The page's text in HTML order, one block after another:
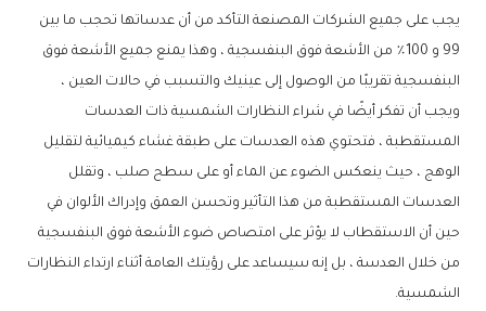
يجب على جميع الشركات المصنعة التأكد من أن عدساتها تحجب ما بين
99 و 100٪ من الأشعة فوق البنفسجية ، وهذا يمنع جميع الأشعة فوق
البنفسجية تقريبًا من الوصول إلى عينيك والتسبب في حالات العين ،
ويجب أن تفكر أيضًا في شراء النظارات الشمسية ذات العدسات
المستقطبة ، فتحتوي هذه العدسات على طبقة غشاء كيميائية لتقليل
الوهج ، حيث ينعكس الضوء عن الماء أو على سطح صلب ، وتقلل
العدسات المستقطبة من هذا التأثير وتحسن العمق وإدراك الألوان في
حين أن الاستقطاب لا يؤثر على امتصاص ضوء الأشعة فوق البنفسجية
من خلال العدسة ، بل إنه سيساعد على رؤيتك العامة أثناء ارتداء النظارات
الشمسية.